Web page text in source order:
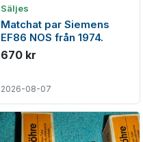
Säljes
Matchat par Siemens
EF86 NOS från 1974.
670 kr
2026-08-07